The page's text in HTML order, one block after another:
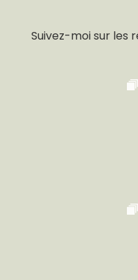
Suivez-moi sur les